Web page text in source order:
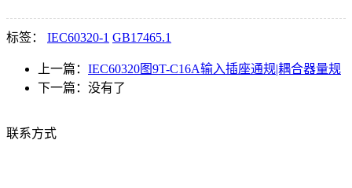
标签： IEC60320-1 GB17465.1
上一篇： IEC60320图9T-C16A输入插座通规|耦合器量规
下一篇： 没有了
联系方式